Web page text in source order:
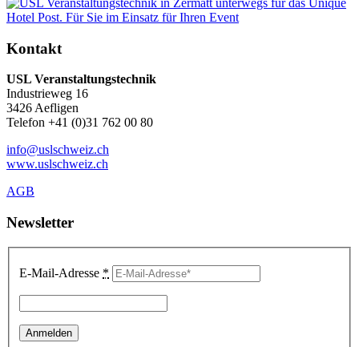
Kontakt
USL Veranstaltungstechnik
Industrieweg 16
3426 Aefligen
Telefon +41 (0)31 762 00 80
info@uslschweiz.ch
www.uslschweiz.ch
AGB
Newsletter
E-Mail-Adresse *